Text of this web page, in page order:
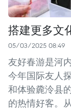
搭建更多文
05/03/2025 08:49
友好春游是河
今年国际友人
和体验麊泠县
的热情好客。